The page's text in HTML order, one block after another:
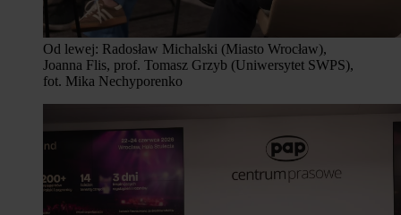
Od lewej: Radosław Michalski (Miasto Wrocław),
Joanna Flis, prof. Tomasz Grzyb (Uniwersytet SWPS),
fot. Mika Nechyporenko